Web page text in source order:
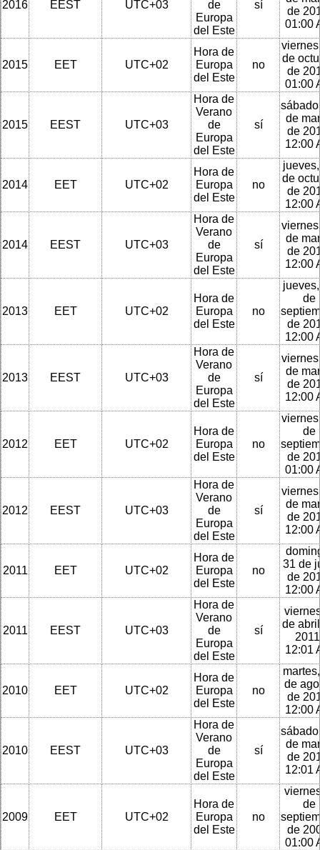
2016 EEST UTC+03
de
Europa
del Este
sí
de
01:00
2015 EET UTC+02
Hora de
Europa
del Este
no
de
de
01:00
2015 EEST UTC+03
Hora de
Verano
de
Europa
del Este
sí
de
de
12:00
2014 EET UTC+02
Hora de
Europa
del Este
no
de
de
12:00
2014 EEST UTC+03
Hora de
Verano
de
Europa
del Este
sí
de
de
12:00
2013 EET UTC+02
Hora de
Europa
del Este
no
de
de
12:00
2013 EEST UTC+03
Hora de
Verano
de
Europa
del Este
sí
de
de
12:00
2012 EET UTC+02
Hora de
Europa
del Este
no
de
de
01:00
2012 EEST UTC+03
Hora de
Verano
de
Europa
del Este
sí
de
de
12:00
2011 EET UTC+02
Hora de
Europa
del Este
no
31 de
de
12:00
2011 EEST UTC+03
Hora de
Verano
de
Europa
del Este
sí
de
12:01
2010 EET UTC+02
Hora de
Europa
del Este
no
de
de
12:00
2010 EEST UTC+03
Hora de
Verano
de
Europa
del Este
sí
de
de
12:01
2009 EET UTC+02
Hora de
Europa
del Este
no
de
de
01:00